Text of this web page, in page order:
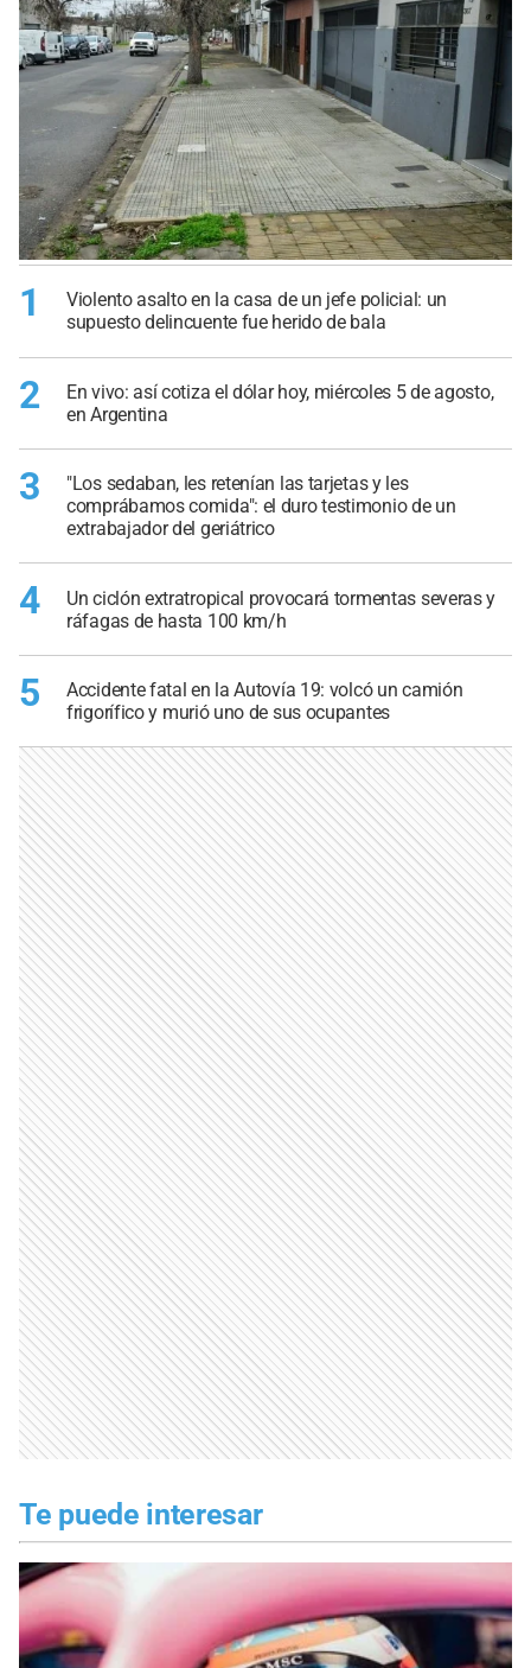
1
Violento asalto en la casa de un jefe policial: un
supuesto delincuente fue herido de bala
2
En vivo: así cotiza el dólar hoy, miércoles 5 de agosto,
en Argentina
3
"Los sedaban, les retenían las tarjetas y les
comprábamos comida": el duro testimonio de un
extrabajador del geriátrico
4
Un ciclón extratropical provocará tormentas severas y
ráfagas de hasta 100 km/h
5
Accidente fatal en la Autovía 19: volcó un camión
frigorífico y murió uno de sus ocupantes
Te puede interesar